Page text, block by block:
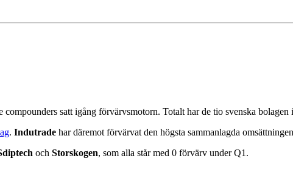
satt igång förvärvsmotorn. Totalt har de tio svenska
. Indutrade har däremot förvärvat den högsta sammanlagda
och Storskogen, som alla står med 0 förvärv under Q1.